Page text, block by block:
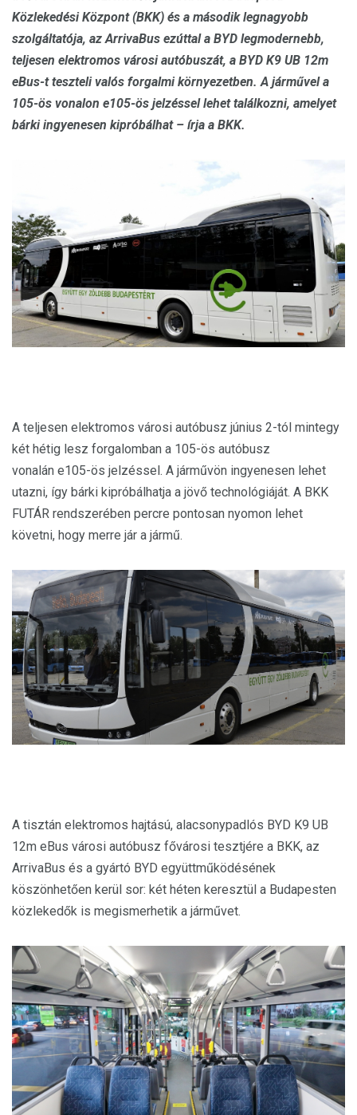
Közlekedési Központ (BKK) és a második legnagyobb
szolgáltatója, az ArrivaBus ezúttal a BYD legmodernebb,
teljesen elektromos városi autóbuszát, a BYD K9 UB 12m
eBus-t teszteli valós forgalmi környezetben. A járművel a
105-ös vonalon e105-ös jelzéssel lehet találkozni, amelyet
bárki ingyenesen kipróbálhat – írja a BKK.
A teljesen elektromos városi autóbusz június 2-tól mintegy
két hétig lesz forgalomban a 105-ös autóbusz
vonalán e105-ös jelzéssel. A járművön ingyenesen lehet
utazni, így bárki kipróbálhatja a jövő technológiáját. A BKK
FUTÁR rendszerében percre pontosan nyomon lehet
követni, hogy merre jár a jármű.
A tisztán elektromos hajtású, alacsonypadlós BYD K9 UB
12m eBus városi autóbusz fővárosi tesztjére a BKK, az
ArrivaBus és a gyártó BYD együttműködésének
köszönhetően kerül sor: két héten keresztül a Budapesten
közlekedők is megismerhetik a járművet.